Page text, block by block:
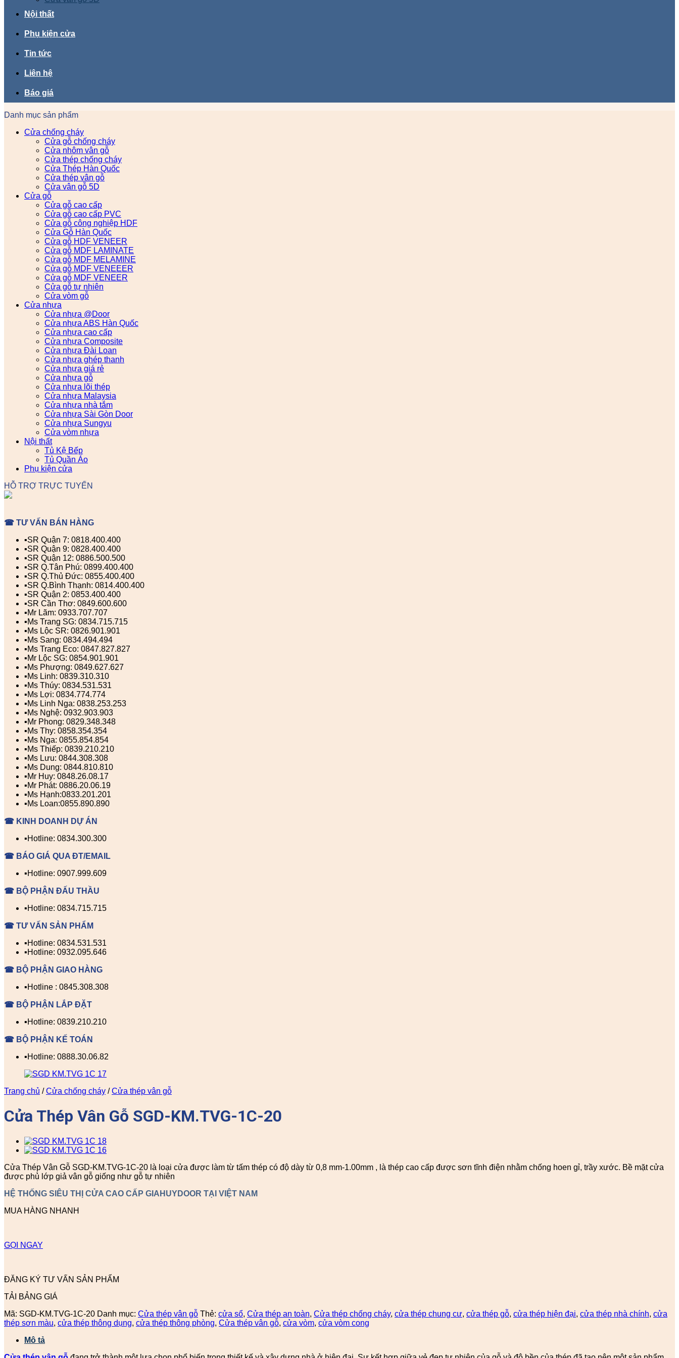
Nội thất
Phụ kiện cửa
Tin tức
Liên hệ
Báo giá
Danh mục sản phẩm
Cửa chống cháy
Cửa gỗ chống cháy
Cửa nhôm vân gỗ
Cửa thép chống cháy
Cửa Thép Hàn Quốc
Cửa thép vân gỗ
Cửa vân gỗ 5D
Cửa gỗ
Cửa gỗ cao cấp
Cửa gỗ cao cấp PVC
Cửa gỗ công nghiệp HDF
Cửa Gỗ Hàn Quốc
Cửa gỗ HDF VENEER
Cửa gỗ MDF LAMINATE
Cửa gỗ MDF MELAMINE
Cửa gỗ MDF VENEEER
Cửa gỗ MDF VENEER
Cửa gỗ tự nhiên
Cửa vòm gỗ
Cửa nhựa
Cửa nhựa @Door
Cửa nhựa ABS Hàn Quốc
Cửa nhựa cao cấp
Cửa nhựa Composite
Cửa nhựa Đài Loan
Cửa nhựa ghép thanh
Cửa nhựa giá rẻ
Cửa nhựa gỗ
Cửa nhựa lõi thép
Cửa nhựa Malaysia
Cửa nhựa nhà tắm
Cửa nhựa Sài Gòn Door
Cửa nhựa Sungyu
Cửa vòm nhựa
Nội thất
Tủ Kệ Bếp
Tủ Quần Áo
Phụ kiện cửa
HỖ TRỢ TRỰC TUYẾN
☎ TƯ VẤN BÁN HÀNG
▪️SR Quận 7: 0818.400.400
▪️SR Quận 9: 0828.400.400
▪️SR Quận 12: 0886.500.500
▪️SR Q.Tân Phú: 0899.400.400
▪️SR Q.Thủ Đức: 0855.400.400
▪️SR Q.Bình Thạnh: 0814.400.400
▪️SR Quận 2: 0853.400.400
▪️SR Cần Thơ: 0849.600.600
▪️Mr Lãm: 0933.707.707
▪️Ms Trang SG: 0834.715.715
▪️Ms Lộc SR: 0826.901.901
▪️Ms Sang: 0834.494.494
▪️Ms Trang Eco: 0847.827.827
▪️Mr Lộc SG: 0854.901.901
▪️Ms Phượng: 0849.627.627
▪️Ms Linh: 0839.310.310
▪️Ms Thúy: 0834.531.531
▪️Ms Lợi: 0834.774.774
▪️Ms Linh Nga: 0838.253.253
▪️Ms Nghệ: 0932.903.903
▪️Mr Phong: 0829.348.348
▪️Ms Thy: 0858.354.354
▪️Ms Nga: 0855.854.854
▪️Ms Thiếp: 0839.210.210
▪️Ms Lưu: 0844.308.308
▪️Ms Dung: 0844.810.810
▪️Mr Huy: 0848.26.08.17
▪️Mr Phát: 0886.20.06.19
▪️Ms Hạnh:0833.201.201
▪️Ms Loan:0855.890.890
☎ KINH DOANH DỰ ÁN
▪️Hotline: 0834.300.300
☎ BÁO GIÁ QUA ĐT/EMAIL
▪️Hotline: 0907.999.609
☎ BỘ PHẬN ĐẤU THẦU
▪️Hotline: 0834.715.715
☎ TƯ VẤN SẢN PHẨM
▪️Hotline: 0834.531.531
▪️Hotline: 0932.095.646
☎ BỘ PHẬN GIAO HÀNG
▪️Hotline : 0845.308.308
☎ BỘ PHẬN LẮP ĐẶT
▪️Hotline: 0839.210.210
☎ BỘ PHẬN KẾ TOÁN
▪️Hotline: 0888.30.06.82
Trang chủ / Cửa chống cháy / Cửa thép vân gỗ
Cửa Thép Vân Gỗ SGD-KM.TVG-1C-20
Cửa Thép Vân Gỗ SGD-KM.TVG-1C-20 là loại cửa được làm từ tấm thép có độ dày từ 0,8 mm-1.00mm , là thép cao cấp được sơn tĩnh điện nhằm chống hoen gỉ, trầy xước. Bề mặt cửa
được phủ lớp giả vân gỗ giống như gỗ tự nhiên
HỆ THỐNG SIÊU THỊ CỬA CAO CẤP GIAHUYDOOR TẠI VIỆT NAM
MUA HÀNG NHANH
GỌI NGAY
ĐĂNG KÝ TƯ VẤN SẢN PHẨM
TẢI BẢNG GIÁ
Mã: SGD-KM.TVG-1C-20 Danh mục: Cửa thép vân gỗ Thẻ: cửa sổ, Cửa thép an toàn, Cửa thép chống cháy, cửa thép chung cư, cửa thép gỗ, cửa thép hiện đại, cửa thép nhà chính, cửa
thép sơn màu, cửa thép thông dụng, cửa thép thông phòng, Cửa thép vân gỗ, cửa vòm, cửa vòm cong
Mô tả